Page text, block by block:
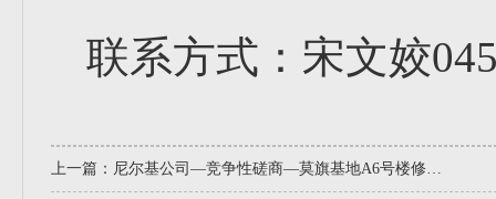
联系方式：宋文姣
上一篇： 尼尔基公司—竞争性磋商—莫旗基地A6号楼修缮项目采购公告